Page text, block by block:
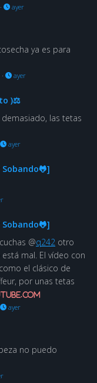
· ayer
ya es para
· ayer
)⚖
las tetas
ayer
Sobando🐸]
Sobando🐸]
@q242 otro
mal. El vídeo con
el clásico de
por unas tetas
ayer
no puedo